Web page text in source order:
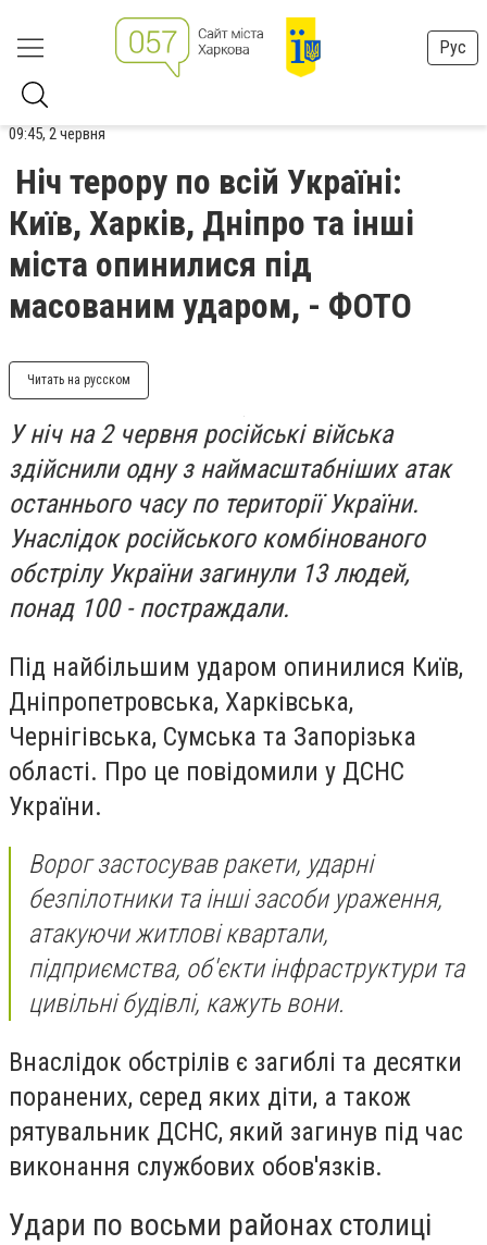
Рус
09:45, 2 червня
Ніч терору по всій Україні:
Київ, Харків, Дніпро та інші
міста опинилися під
масованим ударом, - ФОТО
Читать на русском
У ніч на 2 червня російські війська
здійснили одну з наймасштабніших атак
останнього часу по території України.
Унаслідок російського комбінованого
обстрілу України загинули 13 людей,
понад 100 - постраждали.
Під найбільшим ударом опинилися Київ,
Дніпропетровська, Харківська,
Чернігівська, Сумська та Запорізька
області. Про це повідомили у ДСНС
України.
Ворог застосував ракети, ударні
безпілотники та інші засоби ураження,
атакуючи житлові квартали,
підприємства, об'єкти інфраструктури та
цивільні будівлі, кажуть вони.
Внаслідок обстрілів є загиблі та десятки
поранених, серед яких діти, а також
рятувальник ДСНС, який загинув під час
виконання службових обов'язків.
Удари по восьми районах столиці